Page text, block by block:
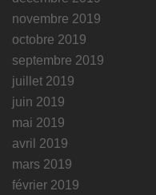
novembre 2019
octobre 2019
septembre 2019
juillet 2019
juin 2019
mai 2019
avril 2019
mars 2019
février 2019